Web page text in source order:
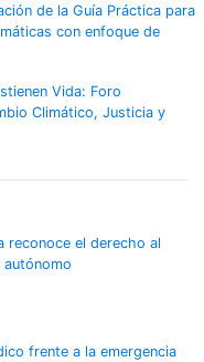
de la Guía Práctica para
con enfoque de
Vida: Foro
Climático, Justicia y
reconoce el derecho al
frente a la emergencia